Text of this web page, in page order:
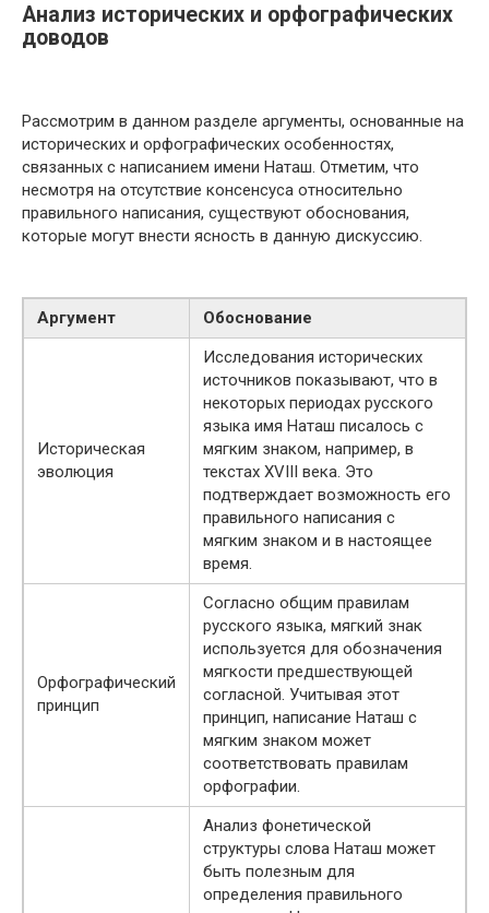
Анализ исторических и орфографических
доводов
Рассмотрим в данном разделе аргументы, основанные на
исторических и орфографических особенностях,
связанных с написанием имени Наташ. Отметим, что
несмотря на отсутствие консенсуса относительно
правильного написания, существуют обоснования,
которые могут внести ясность в данную дискуссию.
Аргумент Обоснование
Историческая
эволюция
Исследования исторических
источников показывают, что в
некоторых периодах русского
языка имя Наташ писалось с
мягким знаком, например, в
текстах XVIII века. Это
подтверждает возможность его
правильного написания с
мягким знаком и в настоящее
время.
Орфографический
принцип
Согласно общим правилам
русского языка, мягкий знак
используется для обозначения
мягкости предшествующей
согласной. Учитывая этот
принцип, написание Наташ с
мягким знаком может
соответствовать правилам
орфографии.
Анализ фонетической
структуры слова Наташ может
быть полезным для
определения правильного